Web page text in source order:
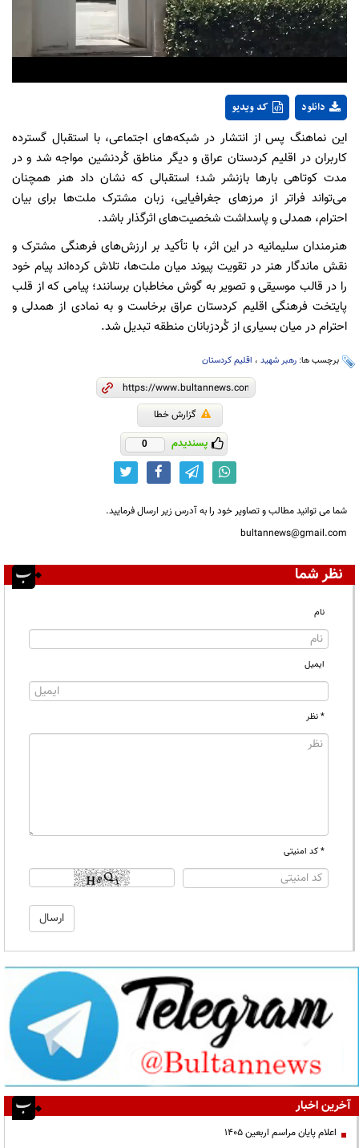
Video
کد ویدیو دانلود
این نماهنگ پس از انتشار در شبکه‌های اجتماعی، با استقبال گسترده
کاربران در اقلیم کردستان عراق و دیگر مناطق کُردنشین مواجه شد و در
مدت کوتاهی بارها بازنشر شد؛ استقبالی که نشان داد هنر همچنان
می‌تواند فراتر از مرزهای جغرافیایی، زبان مشترک ملت‌ها برای بیان
احترام، همدلی و پاسداشت شخصیت‌های اثرگذار باشد.
هنرمندان سلیمانیه در این اثر، با تأکید بر ارزش‌های فرهنگی مشترک و
نقش ماندگار هنر در تقویت پیوند میان ملت‌ها، تلاش کرده‌اند پیام خود
را در قالب موسیقی و تصویر به گوش مخاطبان برسانند؛ پیامی که از قلب
پایتخت فرهنگی اقلیم کردستان عراق برخاست و به نمادی از همدلی و
احترام در میان بسیاری از کُردزبانان منطقه تبدیل شد.
برچسب ها: رهبر شهید ، اقلیم کردستان
گزارش خطا
پسندیدم 0
شما می توانید مطالب و تصاویر خود را به آدرس زیر ارسال فرمایید.
bultannews@gmail.com
نظر شما
نام
ایمیل
* نظر
* کد امنیتی
آخرین اخبار
اعلام پایان مراسم اربعین ۱۴۰۵